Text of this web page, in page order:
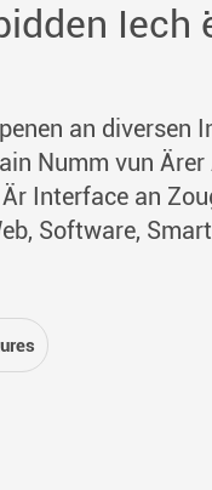
Iech
an diversen
Numm vun Ärer
Interface an
Software,